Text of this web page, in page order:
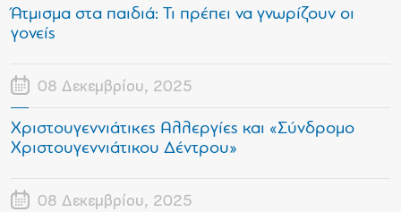
Άτμισμα στα παιδιά: Τι πρέπει να γνωρίζουν οι
γονείς
08 Δεκεμβρίου, 2025
Χριστουγεννιάτικες Αλλεργίες και «Σύνδρομο
Χριστουγεννιάτικου Δέντρου»
08 Δεκεμβρίου, 2025